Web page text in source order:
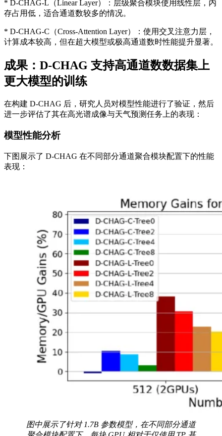
* D-CHAG-L（Linear Layer）：层级聚合模块使用线性层，内
存占用低，适合通道数较多的情况。
* D-CHAG-C（Cross-Attention Layer）：使用交叉注意力层，
计算成本较高，但在超大模型或极高通道数时性能提升显著。
成果：D-CHAG 支持高通道数数据集上
更大模型的训练
在构建 D-CHAG 后，研究人员对模型性能进行了验证，然后
进一步评估了其在高光谱成像与天气预测任务上的表现：
模型性能分析
下图展示了 D-CHAG 在不同部分通道聚合模块配置下的性能
表现：
图中展示了针对 1.7B 参数模型，在不同部分通道